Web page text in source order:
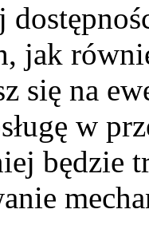
jak
się na
w
będzie